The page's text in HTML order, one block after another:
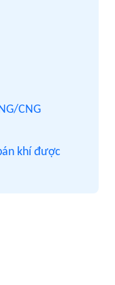
CNG
khí được